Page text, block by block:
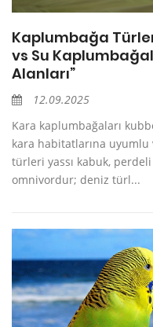
Kaplumbağa
vs Su
Alanları”
12.09.2025
Kara kaplumbağaları
kara habitatlarına
türleri yassı kabuk,
omnivordur; deniz türl...